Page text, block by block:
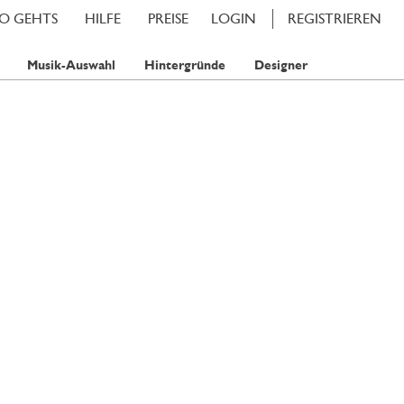
LOGIN REGISTRIEREN
PREISE
HILFE
GEHTS
Musik-Auswahl Hintergründe Designer